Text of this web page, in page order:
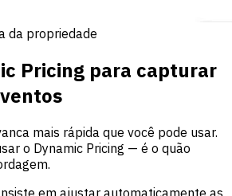
da propriedade
Pricing para capturar
mais rápida que você pode usar.
o Dynamic Pricing — é o quão
em ajustar automaticamente as